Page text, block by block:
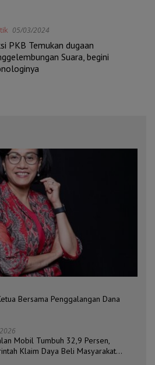
05/03/2024
PKB Temukan dugaan
Suara, begini
Bersama Penggalangan Dana
Mobil Tumbuh 32,9 Persen,
Klaim Daya Beli Masyarakat